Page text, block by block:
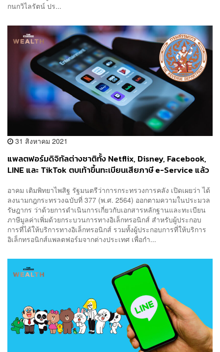
กนกวิไลรัตน์ ปร...
31 สิงหาคม 2021
แพลตฟอร์มดิจิทัลต่างชาติทั้ง Netflix, Disney, Facebook,
LINE และ TikTok ตบเท้าขึ้นทะเบียนเสียภาษี e-Service แล้ว
อาคม เติมพิทยาไพสิฐ รัฐมนตรีว่าการกระทรวงการคลัง เปิดเผยว่า ได้
ลงนามกฎกระทรวงฉบับที่ 377 (พ.ศ. 2564) ออกตามความในประมวล
รัษฎากร ว่าด้วยการดำเนินการเกี่ยวกับเอกสารหลักฐานและทะเบียน
ภาษีมูลค่าเพิ่มด้วยกระบวนการทางอิเล็กทรอนิกส์ สำหรับผู้ประกอบ
การที่ได้ให้บริการทางอิเล็กทรอนิกส์ รวมทั้งผู้ประกอบการที่ให้บริการ
อิเล็กทรอนิกส์แพลตฟอร์มจากต่างประเทศ เพื่อกำ...